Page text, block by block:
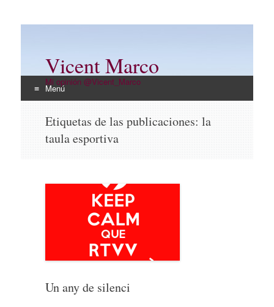
Vicent Marco
Mi opinión @Vicent_Marco
Menú
contenido
Etiquetas de las publicaciones: la
taula esportiva
Un any de silenci